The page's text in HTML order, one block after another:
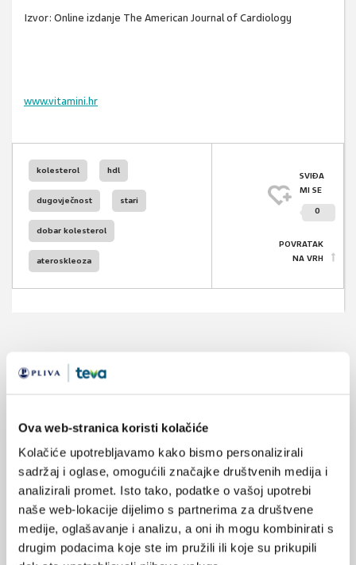
Ova web-stranica koristi kolačiće
Kolačiće upotrebljavamo kako bismo personalizirali
sadržaj i oglase, omogućili značajke društvenih medija i
analizirali promet. Isto tako, podatke o vašoj upotrebi
naše web-lokacije dijelimo s partnerima za društvene
medije, oglašavanje i analizu, a oni ih mogu kombinirati s
drugim podacima koje ste im pružili ili koje su prikupili
Izvor: Online izdanje The American Journal of Cardiology
www.vitamini.hr
kolesterol hdl
dugovječnost stari
dobar kolesterol
ateroskleoza
SVIĐA
MI SE
0
POVRATAK
NA VRH
VEZANI SADRŽAJ
Periferna arterijska okluzija
16.09.2012.
Maslinovo ulje pomaže i kod ateroskleroze
Prirodni antioksidans štiti srce i krvne žile